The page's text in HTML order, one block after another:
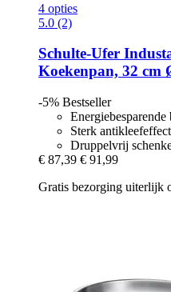
4 opties
5.0 (2)
Schulte-Ufer
Koekenpan, 32 cm
-5% Bestseller
Sterk antikleefeffect
Druppelvrij
€ 87,39 € 91,99
Gratis bezorging uiterlijk